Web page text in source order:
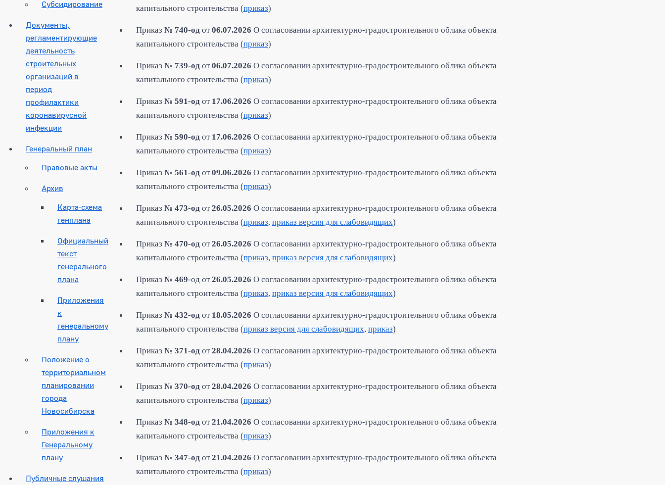
Субсидирование
Документы,
регламентирующие
деятельность
строительных
организаций в
период
профилактики
коронавирусной
инфекции
Генеральный план
Правовые акты
Архив
Карта-схема
генплана
Официальный
текст
генерального
плана
Приложения
к
генеральному
плану
Положение о
территориальном
планировании
города
Новосибирска
Приложения к
Генеральному
плану
Публичные слушания
капитального строительства (приказ)
Приказ № 740-од от06.07.2026 О согласовании архитектурно-градостроительного облика объекта
капитального строительства (приказ)
Приказ № 739-од от06.07.2026 О согласовании архитектурно-градостроительного облика объекта
капитального строительства (приказ)
Приказ № 591-од от 17.06.2026 О согласовании архитектурно-градостроительного облика объекта
капитального строительства (приказ)
Приказ № 590-од от 17.06.2026 О согласовании архитектурно-градостроительного облика объекта
капитального строительства (приказ)
Приказ № 561-од от09.06.2026 О согласовании архитектурно-градостроительного облика объекта
капитального строительства (приказ)
Приказ № 473-од от26.05.2026 О согласовании архитектурно-градостроительного облика объекта
капитального строительства (приказ, приказ версия для слабовидящих)
Приказ № 470-од от26.05.2026 О согласовании архитектурно-градостроительного облика объекта
капитального строительства (приказ, приказ версия для слабовидящих)
Приказ № 469-од от26.05.2026 О согласовании архитектурно-градостроительного облика объекта
капитального строительства (приказ, приказ версия для слабовидящих)
Приказ № 432-од от 18.05.2026 О согласовании архитектурно-градостроительного облика объекта
капитального строительства (приказ версия для слабовидящих, приказ)
Приказ № 371-од от28.04.2026 О согласовании архитектурно-градостроительного облика объекта
капитального строительства (приказ)
Приказ № 370-од от28.04.2026 О согласовании архитектурно-градостроительного облика объекта
капитального строительства (приказ)
Приказ № 348-од от21.04.2026 О согласовании архитектурно-градостроительного облика объекта
капитального строительства (приказ)
Приказ № 347-од от21.04.2026 О согласовании архитектурно-градостроительного облика объекта
капитального строительства (приказ)